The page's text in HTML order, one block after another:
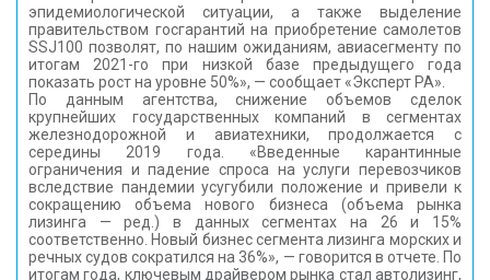
эпидемиологической ситуации, а также выделение
правительством госгарантий на приобретение самолетов
SSJ100 позволят, по нашим ожиданиям, авиасегменту по
итогам 2021-го при низкой базе предыдущего года
показать рост на уровне 50%», — сообщает «Эксперт РА».
По данным агентства, снижение объемов сделок
крупнейших государственных компаний в сегментах
железнодорожной и авиатехники, продолжается с
середины 2019 года. «Введенные карантинные
ограничения и падение спроса на услуги перевозчиков
вследствие пандемии усугубили положение и привели к
сокращению объема нового бизнеса (объема рынка
лизинга — ред.) в данных сегментах на 26 и 15%
соответственно. Новый бизнес сегмента лизинга морских и
речных судов сократился на 36%», — говорится в отчете. По
итогам года, ключевым драйвером рынка стал автолизинг,